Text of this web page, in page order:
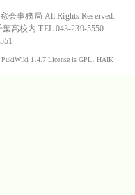
会事務局 All Rights Reserved.
葉高校内 TEL.043-239-5550
1.4.7 License is GPL. HAIK